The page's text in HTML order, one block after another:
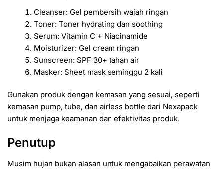
Cleanser: Gel pembersih wajah ringan
Toner: Toner hydrating dan soothing
Serum: Vitamin C + Niacinamide
Moisturizer: Gel cream ringan
Sunscreen: SPF 30+ tahan air
Masker: Sheet mask seminggu 2 kali
Gunakan produk dengan kemasan yang sesuai, seperti
kemasan pump, tube, dan airless bottle dari Nexapack
untuk menjaga keamanan dan efektivitas produk.
Penutup
Musim hujan bukan alasan untuk mengabaikan perawatan